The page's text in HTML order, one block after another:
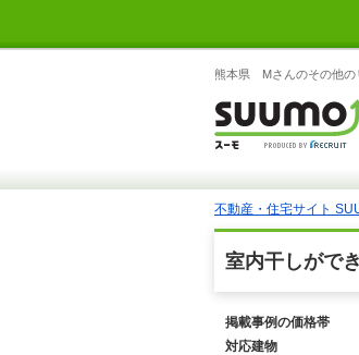
熊本県 Mさんのその他の
不動産・住宅サイト
室内干しがで
掲載事例の価格帯
対応建物